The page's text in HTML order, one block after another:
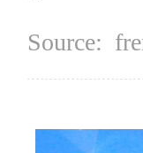
Source: